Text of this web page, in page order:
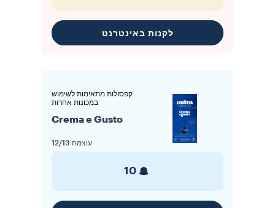
לקנות באינטרנט
קפסולות מתאימות לשימוש
במכונות אחרות
Crema e Gusto
עוצמה 12/13
10